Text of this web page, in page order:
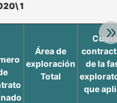
Área de
exploración
Total
Cuota
de la
que